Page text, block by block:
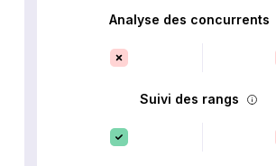
Analyse des concurrents
Suivi des rangs